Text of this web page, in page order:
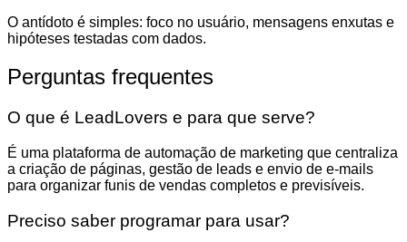
O antídoto é simples: foco no usuário, mensagens enxutas e
hipóteses testadas com dados.
Perguntas frequentes
O que é LeadLovers e para que serve?
É uma plataforma de automação de marketing que centraliza
a criação de páginas, gestão de leads e envio de e-mails
para organizar funis de vendas completos e previsíveis.
Preciso saber programar para usar?